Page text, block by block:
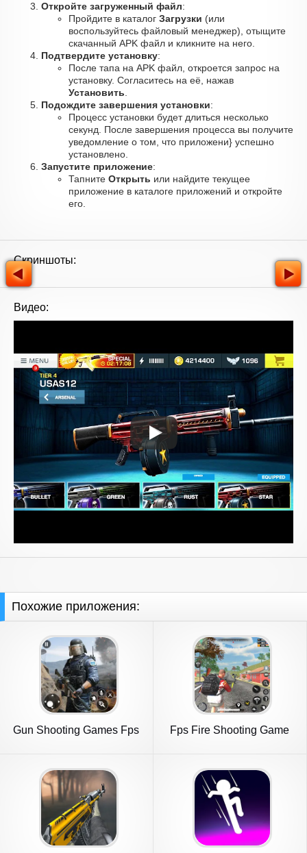
Откройте загруженный файл:
Пройдите в каталог Загрузки (или
воспользуйтесь файловый менеджер), отыщите
скачанный APK файл и кликните на него.
Подтвердите установку:
После тапа на APK файл, откроется запрос на
установку. Согласитесь на её, нажав
Установить
Подождите завершения установки:
Процесс установки будет длиться несколько
секунд. После завершения процесса вы получите
уведомление о том, что приложени} успешно
установлено.
Запустите приложение:
Тапните Открыть или найдите текущее
приложение в каталоге приложений и откройте
его.
Скриншоты:
Видео:
Похожие приложения:
Gun Shooting Games Fps
Fps Fire Shooting Game